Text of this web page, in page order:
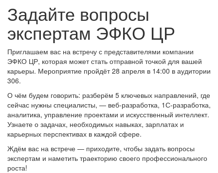
Задайте вопросы
экспертам ЭФКО ЦР
Приглашаем вас на встречу с представителями компании
ЭФКО ЦР, которая может стать отправной точкой для вашей
карьеры. Мероприятие пройдёт 28 апреля в 14:00 в аудитории
306.
О чём будем говорить: разберём 5 ключевых направлений, где
сейчас нужны специалисты, — веб‑разработка, 1С‑разработка,
аналитика, управление проектами и искусственный интеллект.
Узнаете о задачах, необходимых навыках, зарплатах и
карьерных перспективах в каждой сфере.
Ждём вас на встрече — приходите, чтобы задать вопросы
экспертам и наметить траекторию своего профессионального
роста!